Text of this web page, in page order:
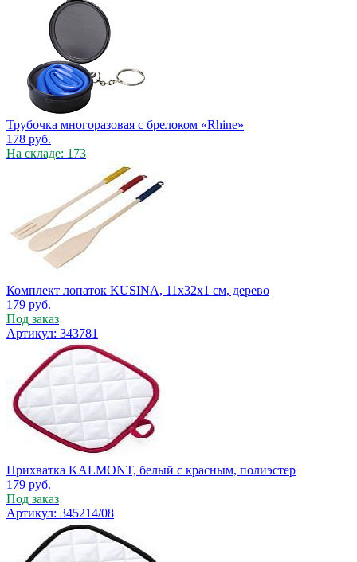
Трубочка многоразовая с брелоком «Rhine»
178 руб.
На складе: 173
Комплект лопаток KUSINA, 11х32х1 см, дерево
179 руб.
Под заказ
Артикул: 343781
Прихватка KALMONT, белый с красным, полиэстер
179 руб.
Под заказ
Артикул: 345214/08